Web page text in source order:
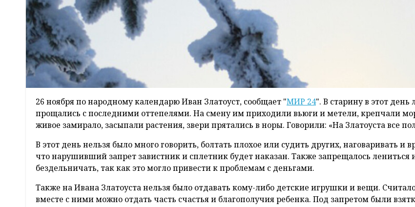
26 ноября по народному календарю Иван Златоуст, сообщает "МИР 24". В старину в этот день
прощались с последними оттепелями. На смену им приходили вьюги и метели, крепчали
живое замирало, засыпали растения, звери прятались в норы. Говорили: «На Златоуста все
В этот день нельзя было много говорить, болтать плохое или судить других, наговаривать и
что нарушивший запрет завистник и сплетник будет наказан. Также запрещалось лениться
бездельничать, так как это могло привести к проблемам с деньгами.
Также на Ивана Златоуста нельзя было отдавать кому-либо детские игрушки и вещи.
вместе с ними можно отдать часть счастья и благополучия ребенка. Под запретом были